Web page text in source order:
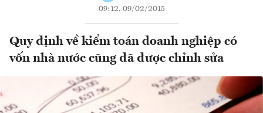
09:12, 09/02/2015
Quy định về kiểm toán doanh nghiệp có
vốn nhà nước cũng đã được chỉnh sửa